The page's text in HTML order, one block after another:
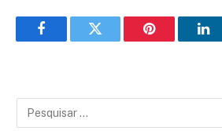
FacebookTwitter Pinterest